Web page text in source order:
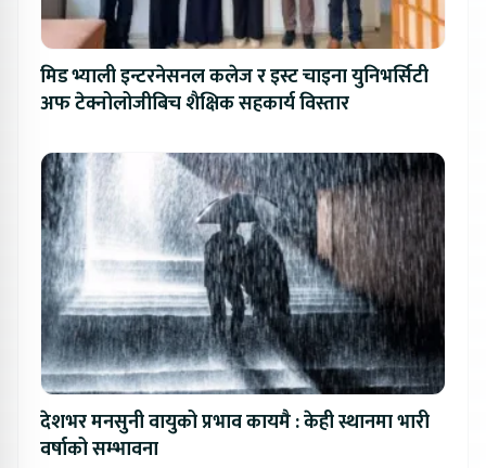
मिड भ्याली इन्टरनेसनल कलेज र इस्ट चाइना युनिभर्सिटी
अफ टेक्नोलोजीबिच शैक्षिक सहकार्य विस्तार
देशभर मनसुनी वायुको प्रभाव कायमै : केही स्थानमा भारी
वर्षाको सम्भावना